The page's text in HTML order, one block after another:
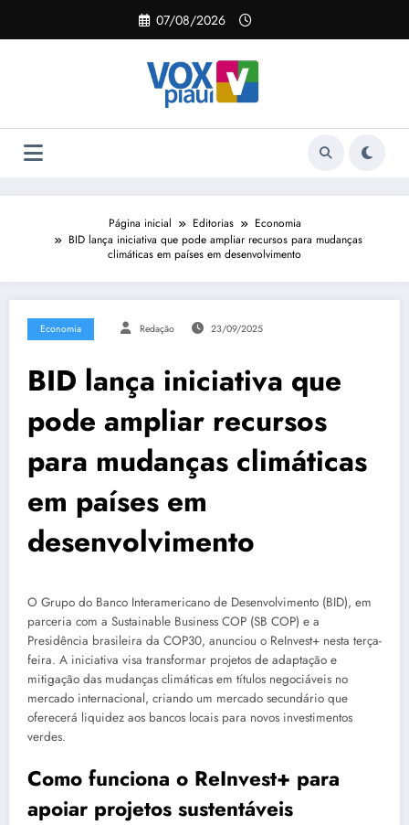
o
07/08/2026
Página inicial Editorias
Economia
BID lança iniciativa que pode ampliar recursos para mudanças
climáticas em países em desenvolvimento
Economia Redação 23/09/2025
BID lança iniciativa que
pode ampliar recursos
para mudanças climáticas
em países em
desenvolvimento
O Grupo do Banco Interamericano de Desenvolvimento (BID), em
parceria com a Sustainable Business COP (SB COP) e a
Presidência brasileira da COP30, anunciou o ReInvest+ nesta terça-
feira. A iniciativa visa transformar projetos de adaptação e
mitigação das mudanças climáticas em títulos negociáveis no
mercado internacional, criando um mercado secundário que
oferecerá liquidez aos bancos locais para novos investimentos
verdes.
Como funciona o ReInvest+ para
apoiar projetos sustentáveis